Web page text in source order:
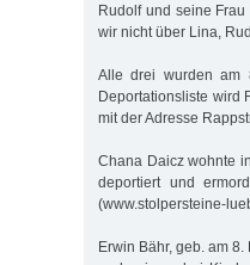
Rudolf und seine
wir nicht über Lina,
Alle drei wurden am
Deportationsliste wird
mit der Adresse
Chana Daicz wohnte
deportiert und
(www.stolpersteine-
Erwin Bähr, geb. am